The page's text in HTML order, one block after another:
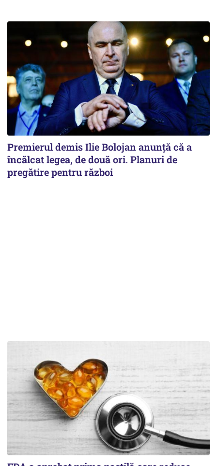
Premierul demis Ilie Bolojan anunță că a
încălcat legea, de două ori. Planuri de
pregătire pentru război